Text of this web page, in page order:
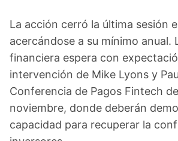
La acción cerró la última sesión
acercándose a su mínimo anual.
financiera espera con
intervención de Mike Lyons y
Conferencia de Pagos Fintech
noviembre, donde deberán
capacidad para recuperar la